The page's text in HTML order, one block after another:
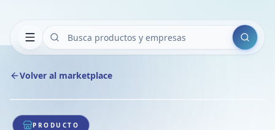
Buscar
Volver al marketplace
1/1
PRODUCTO